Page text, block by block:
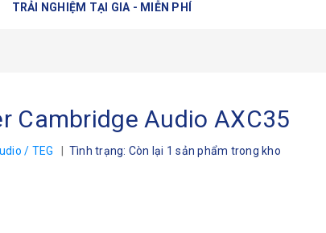
TRẢI NGHIỆM TẠI GIA - MIỄN PHÍ
Cambridge Audio AXC35
/ TEG Tình trạng: Còn lại 1 sản phẩm trong kho